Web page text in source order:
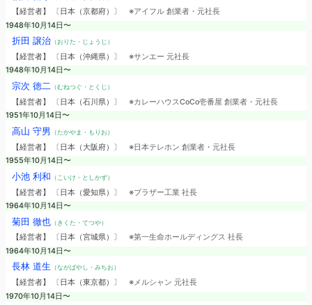
【経営者】 〔日本（京都府）〕 ※アイフル 創業者・元社長
1948年10月14日〜
折田 譲治（おりた・じょうじ）
【経営者】 〔日本（沖縄県）〕 ※サンエー 元社長
1948年10月14日〜
宗次 徳二 （むねつぐ・とくじ）
【経営者】 〔日本（石川県）〕 ※カレーハウスCoCo壱番屋 創業者・元社長
1951年10月14日〜
高山 守男 （たかやま・もりお）
【経営者】 〔日本（大阪府）〕 ※日本テレホン 創業者・元社長
1955年10月14日〜
小池 利和 （こいけ・としかず）
【経営者】 〔日本（愛知県）〕 ※ブラザー工業 社長
1964年10月14日〜
菊田 徹也（きくた・てつや）
【経営者】 〔日本（宮城県）〕 ※第一生命ホールディングス 社長
1964年10月14日〜
長林 道生 （ながばやし・みちお）
【経営者】 〔日本（東京都）〕 ※メルシャン 元社長
1970年10月14日〜